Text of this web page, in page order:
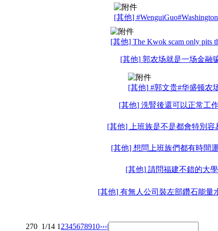
[其他]
[其他] The Kwok scam only pits
[其他] 郭农场就是一场金融
[其他] #郭文贵#华盛顿农
[其他] 洗腎後還可以正常工
[其他] 上班族是不是都會特別容
[其他] 想問上班族們都有時間
[其他] 請問福建不錯的大
[其他] 有無人公司裝左部鑽石能量
270 1/14 1 2345678910›››|